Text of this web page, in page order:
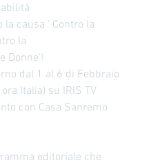
causa ‘ Contro la
la
Donne’!
dal 1 al 6 di Febbraio
Italia) su IRIS TV
con Casa Sanremo
editoriale che